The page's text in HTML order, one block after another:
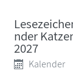
nder
2027
Kalender